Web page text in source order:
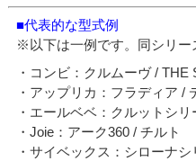
■代表的な型式例
※以下は一例です。同シリー
・コンビ：クルムーヴ / THE
・アップリカ：フラディア /
・エールベベ：クルットシリ
・Joie：アーク360 / チルト
・サイベックス：シローナシ